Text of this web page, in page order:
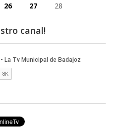
26 27
28
canal!